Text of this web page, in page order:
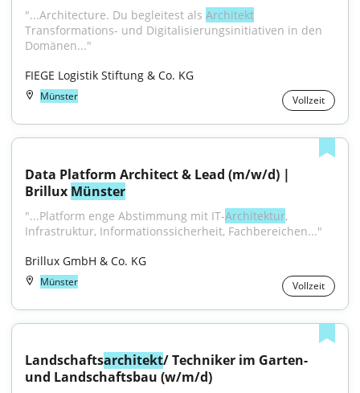
"...Architecture. Du begleitest als Architekt
Transformations- und Digitalisierungsinitiativen in den
Domänen..."
FIEGE Logistik Stiftung & Co. KG
Münster Vollzeit
Data Platform Architect & Lead (m/w/d) |
Brillux Münster
"...Platform enge Abstimmung mit IT-Architektur,
Infrastruktur, Informationssicherheit, Fachbereichen..."
Brillux GmbH & Co. KG
Münster Vollzeit
Landschaftsarchitekt/ Techniker im Garten-
und Landschaftsbau (w/m/d)